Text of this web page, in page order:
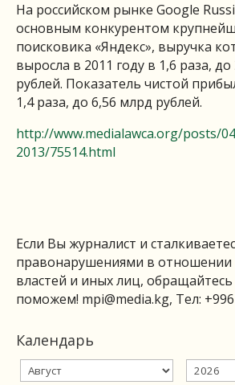
На российском рынке Google
основным конкурентом
поисковика «Яндекс», выручка
выросла в 2011 году в 1,6 раза,
рублей. Показатель чистой
1,4 раза, до 6,56 млрд рублей.
http://www.medialawca.org/posts/
2013/75514.html
Если Вы журналист и
правонарушениями в отношении
властей и иных лиц,
поможем! mpi@media.kg, Тел:
Календарь